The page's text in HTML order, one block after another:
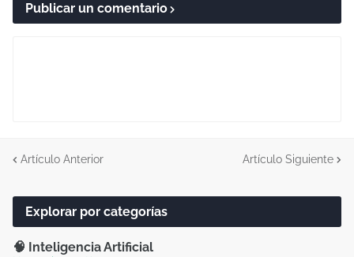
Publicar un comentario
Artículo Anterior Artículo Siguiente
Explorar por categorías
🧠 Inteligencia Artificial